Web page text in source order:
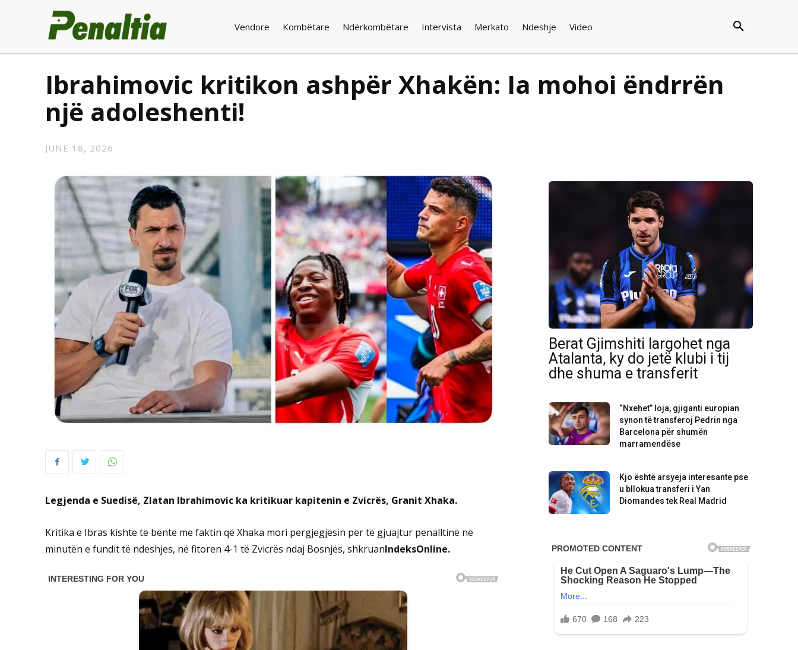
Vendore Kombëtare Ndërkombëtare Intervista Merkato Ndeshje Video
Ibrahimovic kritikon ashpër Xhakën: Ia mohoi ëndrrën
një adoleshenti!
JUNE 18, 2026
Legjenda e Suedisë, Zlatan Ibrahimovic ka kritikuar kapitenin e Zvicrës, Granit Xhaka.
Kritika e Ibras kishte të bënte me faktin që Xhaka mori përgjegjësin për të gjuajtur penalltinë në
minutën e fundit të ndeshjes, në fitoren 4-1 të Zvicrës ndaj Bosnjës, shkruanIndeksOnline.
Berat Gjimshiti largohet nga
Atalanta, ky do jetë klubi i tij
dhe shuma e transferit
“Nxehet” loja, gjiganti europian
synon të transferoj Pedrin nga
Barcelona për shumën
marramendëse
Kjo është arsyeja interesante pse
u bllokua transferi i Yan
Diomandes tek Real Madrid